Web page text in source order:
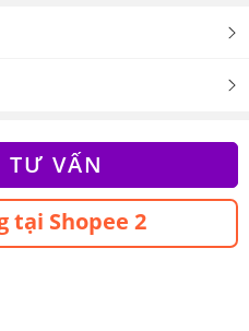
TƯ VẤN
tại Shopee 2